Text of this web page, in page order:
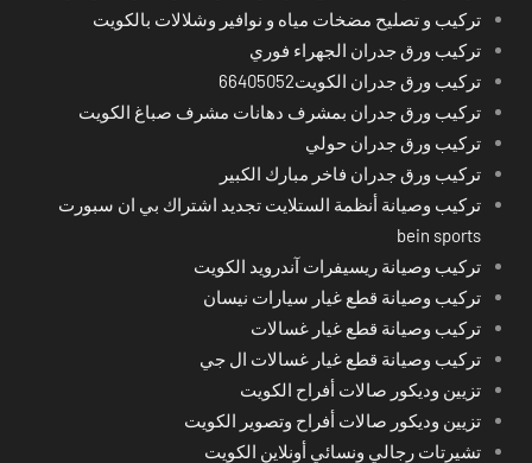
تركيب و تصليح مضخات مياه و نوافير وشلالات بالكويت
تركيب ورق جدران الجهراء فوري
تركيب ورق جدران الكويت66405052
تركيب ورق جدران بمشرف دهانات مشرف صباغ الكويت
تركيب ورق جدران حولي
تركيب ورق جدران فاخر مبارك الكبير
تركيب وصيانة أنظمة الستلايت تجديد اشتراك بي ان سبورت
bein sports
تركيب وصيانة ريسيفرات آندرويد الكويت
تركيب وصيانة قطع غيار سيارات نيسان
تركيب وصيانة قطع غيار غسالات
تركيب وصيانة قطع غيار غسالات ال جي
تزيين وديكور صالات أفراح الكويت
تزيين وديكور صالات أفراح وتصوير الكويت
تشيرتات رجالي ونسائي أونلاين الكويت